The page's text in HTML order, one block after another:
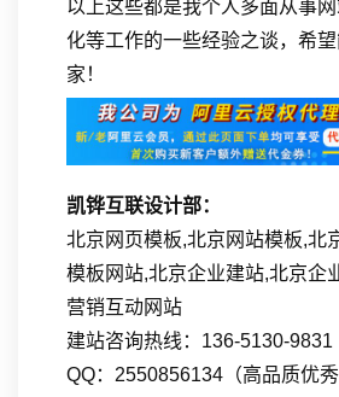
以上这些都是我个人多面从事
化等工作的一些经验之谈，希
家！
凯铧互联设计部：
北京网页模板,北京网站模板,北
模板网站,北京企业建站,北京企
营销互动网站
建站咨询热线：136-5130-9831
QQ：2550856134（高品质优